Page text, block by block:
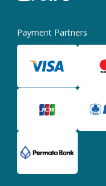
Payment Partners